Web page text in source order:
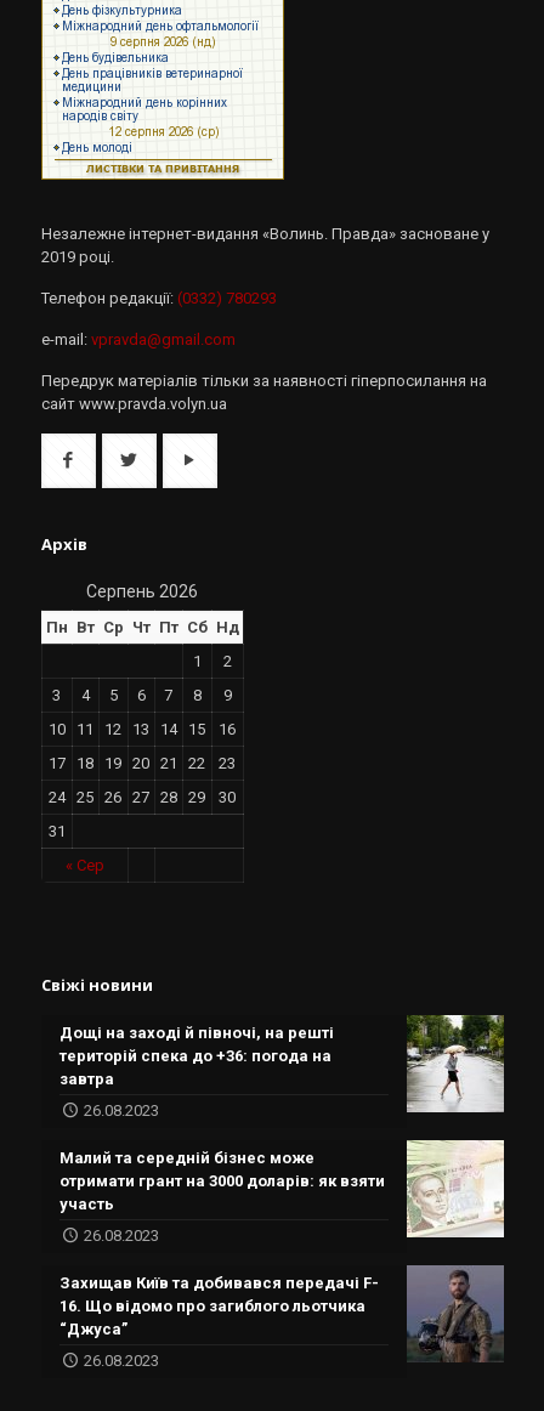
Незалежне інтернет-видання «Волинь. Правда» засноване у
2019 році.
Телефон редакції: (0332) 780293
e-mail: vpravda@gmail.com
Передрук матеріалів тільки за наявності гіперпосилання на
сайт www.pravda.volyn.ua
Архів
Серпень 2026
Пн Вт Ср Чт Пт Сб Нд
« Сер
1
2
3
4 5 6 7 8
9
10
11 12 13 14 15
16
17
18 19 20 21 22
23
24
25 26 27 28 29
30
31
Свіжі новини
Дощі на заході й півночі, на решті
територій спека до +36: погода на
завтра
26.08.2023
Малий та середній бізнес може
отримати грант на 3000 доларів: як взяти
участь
26.08.2023
Захищав Київ та добивався передачі F-
16. Що відомо про загиблого льотчика
“Джуса”
26.08.2023